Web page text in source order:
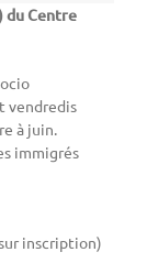
du Centre
vendredis
à juin.
immigrés
inscription)